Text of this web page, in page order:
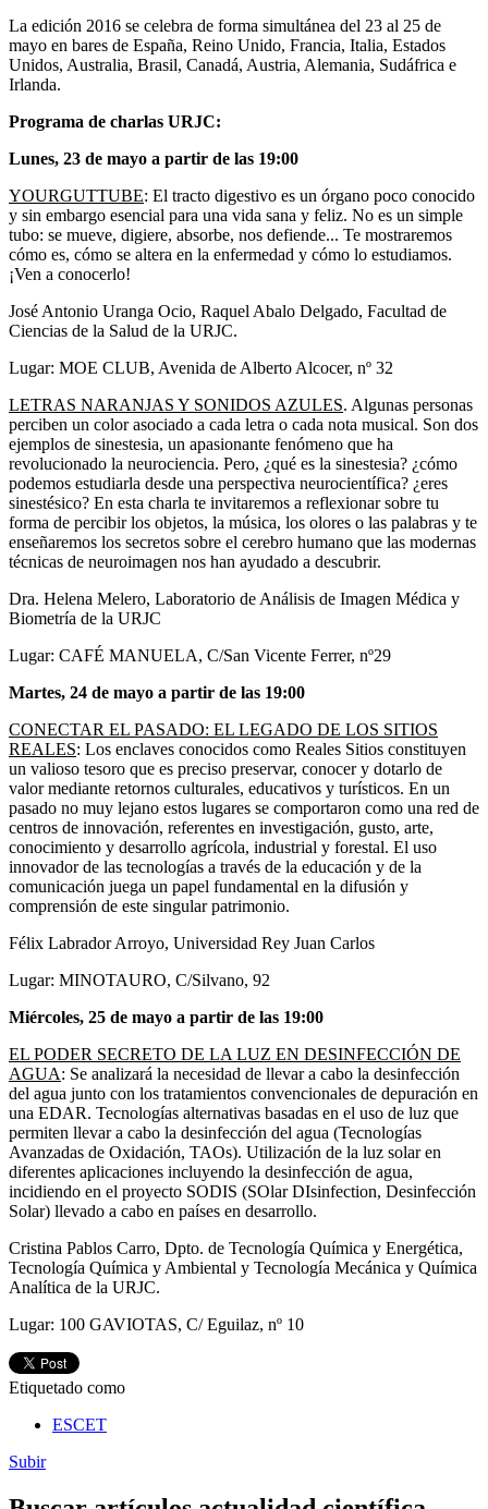
La edición 2016 se celebra de forma simultánea del 23 al 25 de
mayo en bares de España, Reino Unido, Francia, Italia, Estados
Unidos, Australia, Brasil, Canadá, Austria, Alemania, Sudáfrica e
Irlanda.
Programa de charlas URJC:
Lunes, 23 de mayo a partir de las 19:00
YOURGUTTUBE: El tracto digestivo es un órgano poco conocido
y sin embargo esencial para una vida sana y feliz. No es un simple
tubo: se mueve, digiere, absorbe, nos defiende... Te mostraremos
cómo es, cómo se altera en la enfermedad y cómo lo estudiamos.
¡Ven a conocerlo!
José Antonio Uranga Ocio, Raquel Abalo Delgado, Facultad de
Ciencias de la Salud de la URJC.
Lugar: MOE CLUB, Avenida de Alberto Alcocer, nº 32
LETRAS NARANJAS Y SONIDOS AZULES. Algunas personas
perciben un color asociado a cada letra o cada nota musical. Son dos
ejemplos de sinestesia, un apasionante fenómeno que ha
revolucionado la neurociencia. Pero, ¿qué es la sinestesia? ¿cómo
podemos estudiarla desde una perspectiva neurocientífica? ¿eres
sinestésico? En esta charla te invitaremos a reflexionar sobre tu
forma de percibir los objetos, la música, los olores o las palabras y te
enseñaremos los secretos sobre el cerebro humano que las modernas
técnicas de neuroimagen nos han ayudado a descubrir.
Dra. Helena Melero, Laboratorio de Análisis de Imagen Médica y
Biometría de la URJC
Lugar: CAFÉ MANUELA, C/San Vicente Ferrer, nº29
Martes, 24 de mayo a partir de las 19:00
CONECTAR EL PASADO: EL LEGADO DE LOS SITIOS
REALES: Los enclaves conocidos como Reales Sitios constituyen
un valioso tesoro que es preciso preservar, conocer y dotarlo de
valor mediante retornos culturales, educativos y turísticos. En un
pasado no muy lejano estos lugares se comportaron como una red de
centros de innovación, referentes en investigación, gusto, arte,
conocimiento y desarrollo agrícola, industrial y forestal. El uso
innovador de las tecnologías a través de la educación y de la
comunicación juega un papel fundamental en la difusión y
comprensión de este singular patrimonio.
Félix Labrador Arroyo, Universidad Rey Juan Carlos
Lugar: MINOTAURO, C/Silvano, 92
Miércoles, 25 de mayo a partir de las 19:00
EL PODER SECRETO DE LA LUZ EN DESINFECCIÓN DE
AGUA: Se analizará la necesidad de llevar a cabo la desinfección
del agua junto con los tratamientos convencionales de depuración en
una EDAR. Tecnologías alternativas basadas en el uso de luz que
permiten llevar a cabo la desinfección del agua (Tecnologías
Avanzadas de Oxidación, TAOs). Utilización de la luz solar en
diferentes aplicaciones incluyendo la desinfección de agua,
incidiendo en el proyecto SODIS (SOlar DIsinfection, Desinfección
Solar) llevado a cabo en países en desarrollo.
Cristina Pablos Carro, Dpto. de Tecnología Química y Energética,
Tecnología Química y Ambiental y Tecnología Mecánica y Química
Analítica de la URJC.
Lugar: 100 GAVIOTAS, C/ Eguilaz, nº 10
Etiquetado como
ESCET
Subir